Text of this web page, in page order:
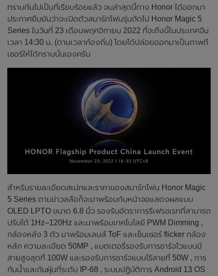
ทราบกันไปเป็นที่เรียบร้อยแล้ว จนล่าสุดนี้ทาง Honor ได้ออกมา
ประกาศยืนยันว่าจะเปิดตัวสมาร์ทโฟนรุ่นถัดไป Honor Magic 5
Series ในวันที่ 23 เดือนพฤศจิกายน 2022 ที่จะถึงนี้ในประเทศจีน
เวลา 14:30 น. (ตามเวลาท้องถิ่น) โดยได้ปล่อยออกมาเป็นภาพที
เซอร์ให้ได้ทราบนั่นเองครับ
สำหรับรายละเอียดสเปกและราคาของสมาร์ทโฟน Honor Magic
5 Series ตามข่าวลลือก็จะมาพร้อมกับหน้าจอแสดงผลแบบ
OLED LPTO ขนาด 6.8 นิ้ว รองรับอัตราการรีเฟรชเรทที่สามารถ
ปรับได้ 1Hz–120Hz และมาพร้อมเทคโนโลยี PWM Dimming ,
กล้องหลัง 3 ตัว มาพร้อมเลนส์ ToF และเซ็นเซอร์ flicker กล้อง
หลัก ความละเอียด 50MP , แบตเตอรี่รองรับการชาร์จไวแบบมี
สายสูงสุดที่ 100W และรองรับการชาร์จแบบไร้สายที่ 50W , การ
กันน้ำและกันฝุ่นที่ระดับ IP-68 , ระบบปฏิบัติการ Android 13 OS